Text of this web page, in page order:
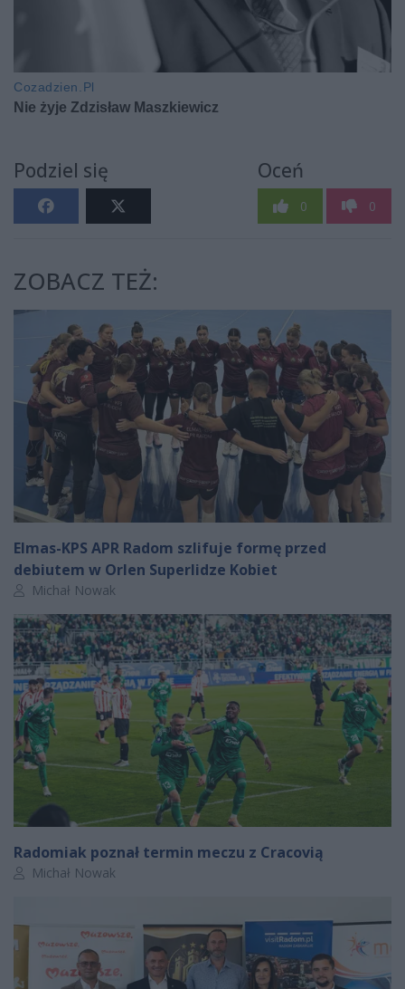
Podziel się Oceń
0 0
ZOBACZ TEŻ:
Elmas-KPS APR Radom szlifuje formę przed
debiutem w Orlen Superlidze Kobiet
Autor artykułu:
Michał Nowak
Radomiak poznał termin meczu z Cracovią
Autor artykułu:
Michał Nowak